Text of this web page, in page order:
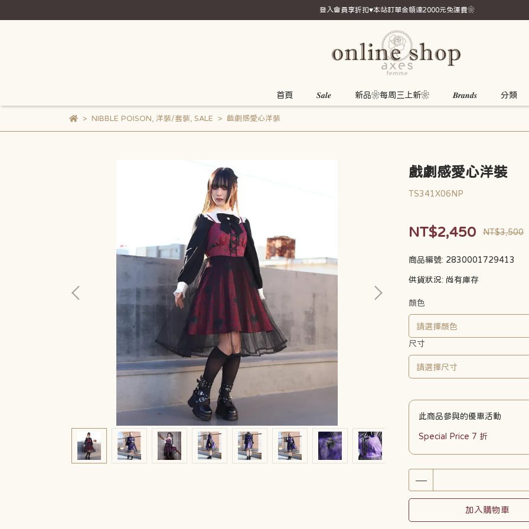
登入會員享折扣♥本站訂單金額達2000元免運費❀
首頁 𝑺𝒂𝒍𝒆 新品❀每周三上新❀ 𝑩𝒓𝒂𝒏𝒅𝒔 分類
NIBBLE POISON 洋裝/套裝 SALE 戲劇感愛心洋裝
戲劇感愛心洋裝
TS341X06NP
NT$2,450 NT$3,500
商品編號: 2830001729413
供貨狀況: 尚有庫存
顏色
尺寸
此商品參與的優惠活動
Special Price 7 折
加入購物車